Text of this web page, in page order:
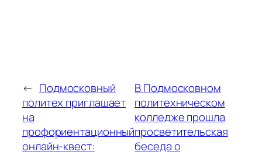
← Подмосковный
политех приглашает
на
профориентационный
онлайн-квест:
В Подмосковном
политехническом
колледже прошла
просветительская
беседа о